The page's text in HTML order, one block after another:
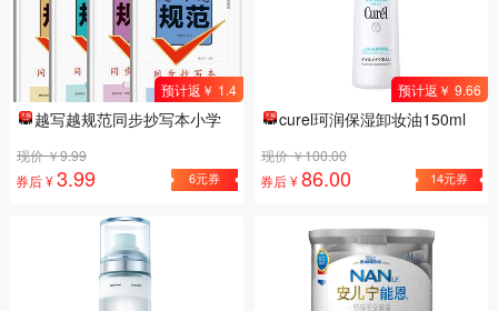
预计返￥ 1.4
越写越规范同步抄写本小学
现价 ￥9.99
券后 ¥3.99 6元券
预计返￥ 9.66
curel珂润保湿卸妆油150ml
现价 ￥100.00
券后 ¥86.00 14元券